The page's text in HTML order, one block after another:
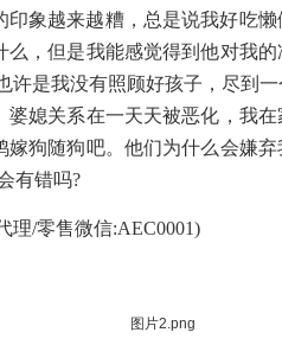
越来越糟，总是说我好吃懒
，但是我能感觉得到他对我的
许是我没有照顾好孩子，尽到
媳关系在一天天被恶化，我在
嫁狗随狗吧。他们为什么会嫌
有错吗?
/零售微信:AEC0001)